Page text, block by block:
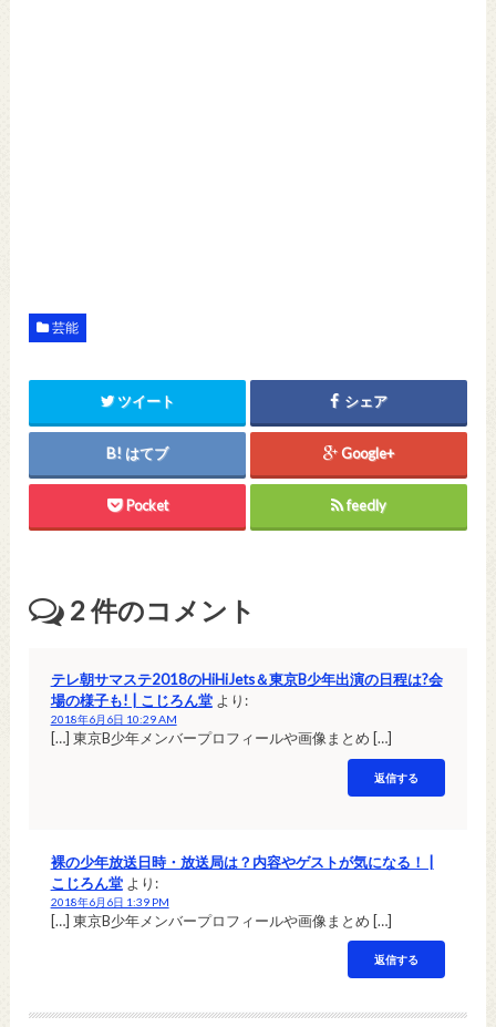
芸能
ツイート シェア
はてブ Google+
Pocket feedly
2件のコメント
テレ朝サマステ2018のHiHiJets＆東京B少年出演の日程は?会
場の様子も! | こじろん堂 より:
2018年6月6日 10:29 AM
[…] 東京B少年メンバープロフィールや画像まとめ […]
返信する
裸の少年放送日時・放送局は？内容やゲストが気になる！ |
こじろん堂 より:
2018年6月6日 1:39 PM
[…] 東京B少年メンバープロフィールや画像まとめ […]
返信する